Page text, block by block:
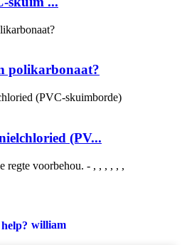
polikarbonaat?
(PV...
regte voorbehou. - , , , , , ,
william